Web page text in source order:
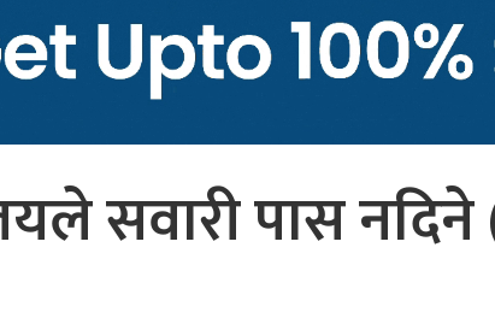
सवारी पास नदिने